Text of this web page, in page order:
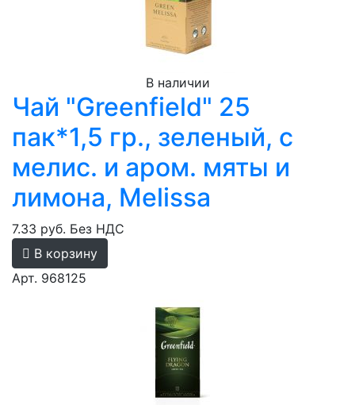
В наличии
Чай "Greenfield" 25
пак*1,5 гр., зеленый, с
мелис. и аром. мяты и
лимона, Melissa
7.33 руб. Без НДС
В корзину
Арт. 968125